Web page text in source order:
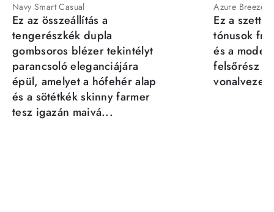
Navy Smart Casual
Ez az összeállítás a
tengerészkék dupla
gombsoros blézer tekintélyt
parancsoló eleganciájára
épül, amelyet a hófehér alap
és a sötétkék skinny farmer
tesz igazán maivá...
Azure Breeze
Ez a szett
tónusok
és a
felsőrész